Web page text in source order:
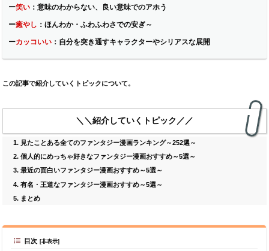
ー笑い ：意味のわからない、良い意味でのアホう
ー癒やし ：ほんわか・ふわふわさでの安ぎ～
ーカッコいい ： 自分を突き通すキャラクターやシリアスな展開
この記事で紹介していくトピックについて。
＼＼紹介していくトピック／／
見たことある全てのファンタジー漫画ランキング～252選～
個人的にめっちゃ好きなファンタジー漫画おすすめ～5選～
最近の面白いファンタジー漫画おすすめ～5選～
有名・王道なファンタジー漫画おすすめ～5選～
まとめ
目次